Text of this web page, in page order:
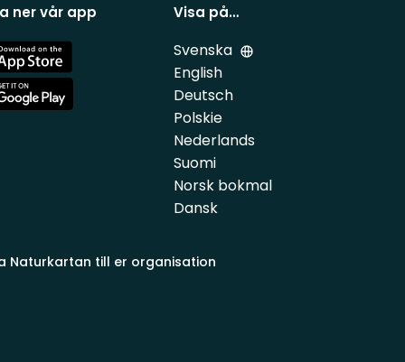
ner vår app Visa på…
Svenska
English
Deutsch
Polskie
Nederlands
Suomi
Norsk bokmal
Dansk
Naturkartan till er organisation